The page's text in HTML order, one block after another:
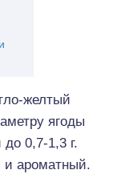
желтый
ягоды
0,7-1,3 г.
и ароматный.